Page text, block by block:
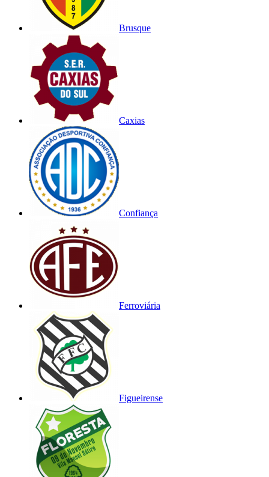
Brusque
Caxias
Confiança
Ferroviária
Figueirense